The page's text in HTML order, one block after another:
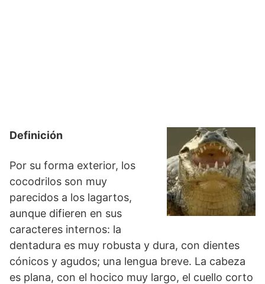
Definición
Por su forma exterior, los
cocodrilos son muy
parecidos a los lagartos,
aunque difieren en sus
caracteres internos: la
dentadura es muy robusta y dura, con dientes
cónicos y agudos; una lengua breve. La cabeza
es plana, con el hocico muy largo, el cuello corto